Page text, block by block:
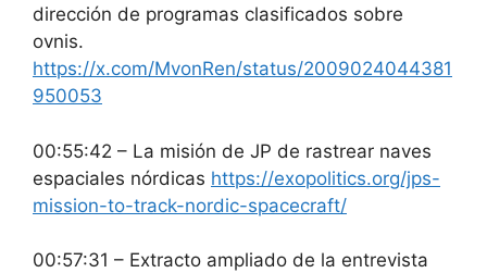
dirección de programas clasificados sobre
ovnis.
https://x.com/MvonRen/status/2009024044381
950053
00:55:42 – La misión de JP de rastrear naves
espaciales nórdicas https://exopolitics.org/jps-
mission-to-track-nordic-spacecraft/
00:57:31 – Extracto ampliado de la entrevista